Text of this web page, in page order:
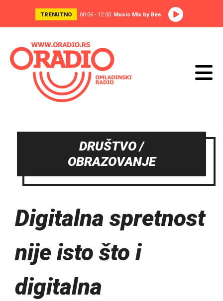
TRENUTNO 00:06 - 12:00 Music Mix by Bea
DRUŠTVO /
OBRAZOVANJE
Digitalna spretnost
nije isto što i
digitalna